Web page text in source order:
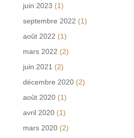
juin 2023 (1)
septembre 2022 (1)
août 2022 (1)
mars 2022 (2)
juin 2021 (2)
décembre 2020(2)
août 2020(1)
avril 2020(1)
mars 2020(2)